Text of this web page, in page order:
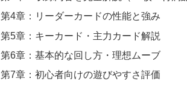
第4章：リーダーカードの性能と強み
第5章：キーカード・主力カード解説
第6章：基本的な回し方・理想ムーブ
第7章：初心者向けの遊びやすさ評価